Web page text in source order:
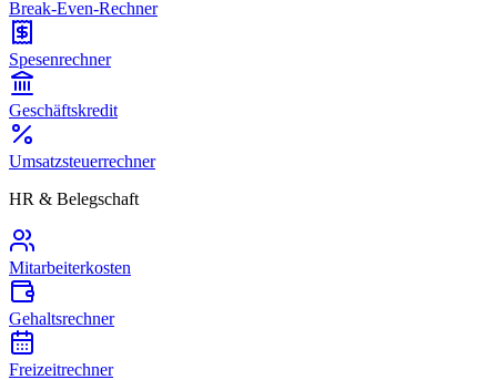
Break-Even-Rechner
Spesenrechner
Geschäftskredit
Umsatzsteuerrechner
HR & Belegschaft
Mitarbeiterkosten
Gehaltsrechner
Freizeitrechner